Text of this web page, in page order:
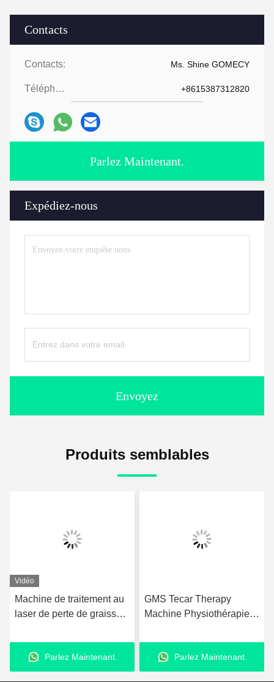
Contacts
Contacts: Ms. Shine GOMECY
Téléphone: +8615387312820
Parlez Maintenant.
Expédiez-nous
Envoyez
Produits semblables
Vidéo
Machine de traitement au
laser de perte de graisse
liposuccion au laser
amélioréParlez Maintenant.
GMS Tecar Therapy
Machine Physiothérapie
régime
Parlez Maintenant.